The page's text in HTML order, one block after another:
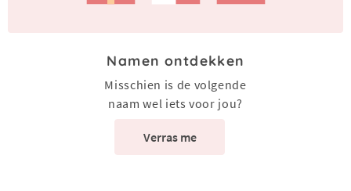
Namen ontdekken
Misschien is de volgende
naam wel iets voor jou?
Verras me